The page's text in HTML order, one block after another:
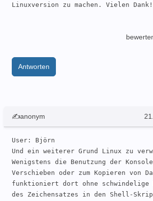
Linuxversion zu machen. Vielen Dank!
Antworten
✍anonym
User: Björn
Und ein weiterer Grund Linux zu
Wenigstens die Benutzung der Konsole
Verschieben oder zum Kopieren von
funktioniert dort ohne schwindelige
des Zeichensatzes in den Shell-